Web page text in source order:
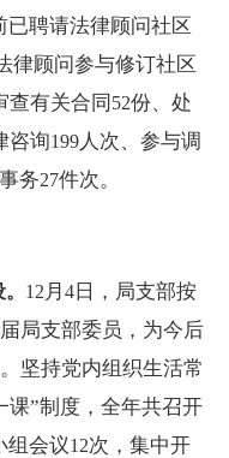
已聘请法律顾问社区
律顾问参与修订社区
查有关合同 52份、处
咨询199人次、参与调
务27件次。
12月 4日，局支部按
局支部委员，为今后
坚持党内组织生活常
课”制度，全年共召开
组会议12次，集中开